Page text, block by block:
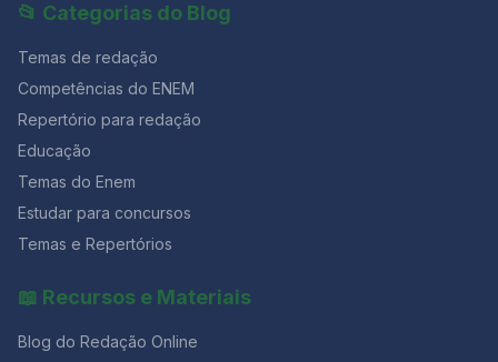
📂 Categorias do Blog
Temas de redação
Competências do ENEM
Repertório para redação
Educação
Temas do Enem
Estudar para concursos
Temas e Repertórios
📖 Recursos e Materiais
Blog do Redação Online